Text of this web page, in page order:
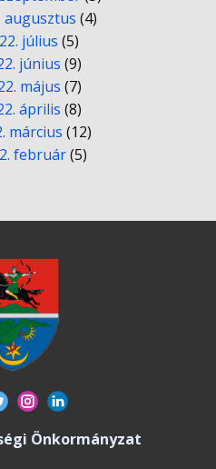
augusztus (4)
július (5)
június (9)
május (7)
április (8)
március (12)
február(5)
Önkormányzat